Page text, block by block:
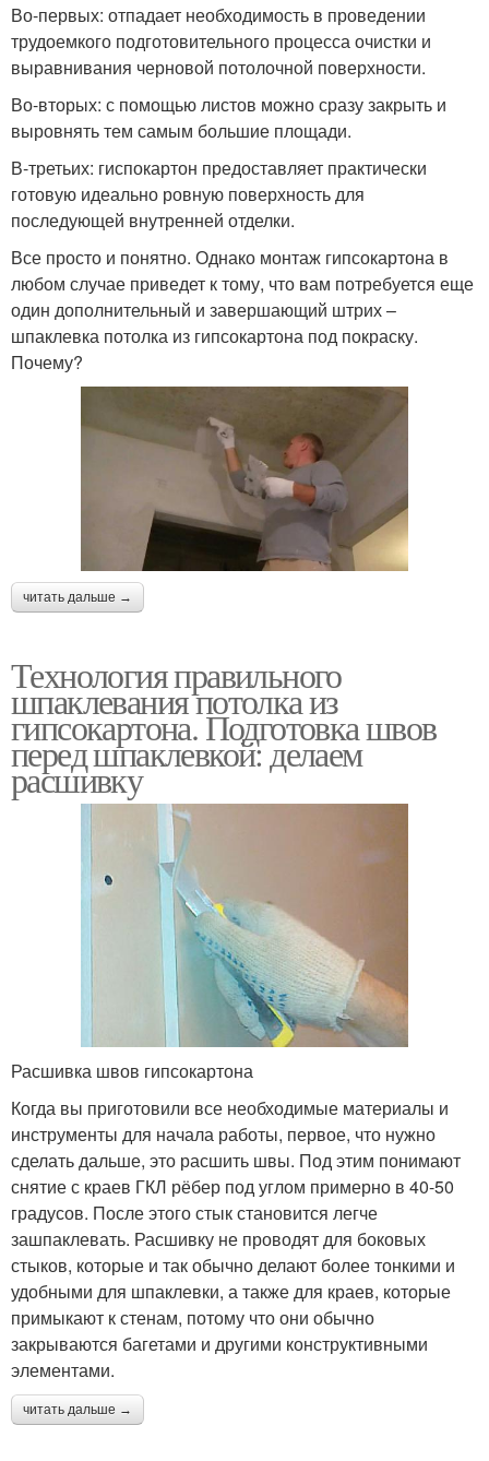
Во-первых: отпадает необходимость в проведении
трудоемкого подготовительного процесса очистки и
выравнивания черновой потолочной поверхности.
Во-вторых: с помощью листов можно сразу закрыть и
выровнять тем самым большие площади.
В-третьих: гиспокартон предоставляет практически
готовую идеально ровную поверхность для
последующей внутренней отделки.
Все просто и понятно. Однако монтаж гипсокартона в
любом случае приведет к тому, что вам потребуется еще
один дополнительный и завершающий штрих –
шпаклевка потолка из гипсокартона под покраску.
Почему?
читать дальше →
Технология правильного
шпаклевания потолка из
гипсокартона. Подготовка швов
перед шпаклевкой: делаем
расшивку
Расшивка швов гипсокартона
Когда вы приготовили все необходимые материалы и
инструменты для начала работы, первое, что нужно
сделать дальше, это расшить швы. Под этим понимают
снятие с краев ГКЛ рёбер под углом примерно в 40-50
градусов. После этого стык становится легче
зашпаклевать. Расшивку не проводят для боковых
стыков, которые и так обычно делают более тонкими и
удобными для шпаклевки, а также для краев, которые
примыкают к стенам, потому что они обычно
закрываются багетами и другими конструктивными
элементами.
читать дальше →